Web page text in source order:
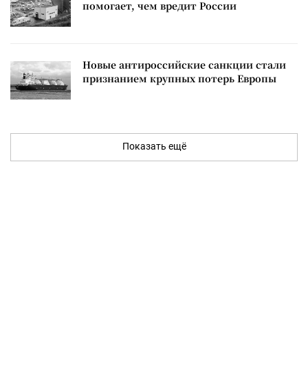
помогает, чем вредит России
Новые антироссийские санкции стали
признанием крупных потерь Европы
Показать ещё